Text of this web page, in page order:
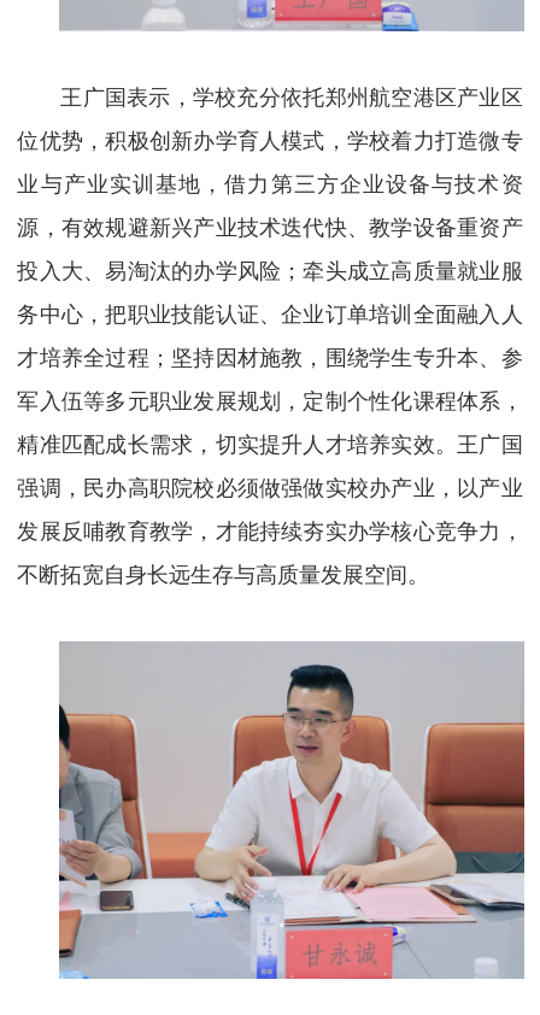
王广国表示，学校充分依托郑州航空港区产业区
位优势，积极创新办学育人模式，学校着力打造微专
业与产业实训基地，借力第三方企业设备与技术资
源，有效规避新兴产业技术迭代快、教学设备重资产
投入大、易淘汰的办学风险；牵头成立高质量就业服
务中心，把职业技能认证、企业订单培训全面融入人
才培养全过程；坚持因材施教，围绕学生专升本、参
军入伍等多元职业发展规划，定制个性化课程体系，
精准匹配成长需求，切实提升人才培养实效。王广国
强调，民办高职院校必须做强做实校办产业，以产业
发展反哺教育教学，才能持续夯实办学核心竞争力，
不断拓宽自身长远生存与高质量发展空间。